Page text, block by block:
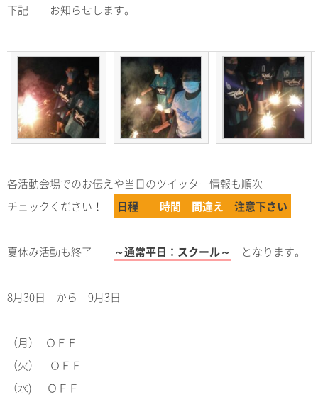
下記 お知らせします。
各活動会場でのお伝えや当日のツイッター情報も順次
チェックください！
日程 時間 間違え 注意下さい
夏休み活動も終了 ～通常平日：スクール～ となります。
8月30日 から 9月3日
（月） ＯＦＦ
（火） ＯＦＦ
（水) ＯＦＦ